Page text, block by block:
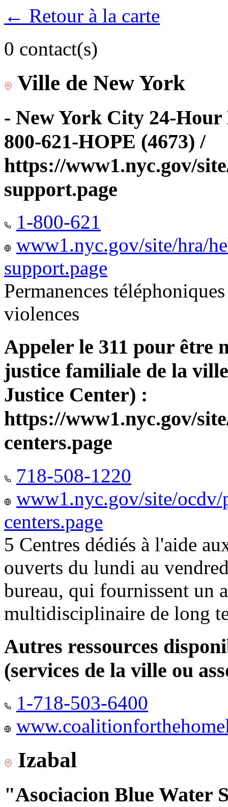
← Retour à la carte
0 contact(s)
Ville de New York
- New York City 24-
800-621-HOPE (4673) /
https://www1.nyc.gov/
support.page
1-800-621
www1.nyc.gov/site/hra/
support.page
Permanences
violences
Appeler le 311 pour être
justice familiale de la
Justice Center) :
https://www1.nyc.gov/
centers.page
718-508-1220
www1.nyc.gov/site/
centers.page
5 Centres dédiés à l'aide
ouverts du lundi au
bureau, qui fournissent un
multidisciplinaire de long
Autres ressources
(services de la ville ou
1-718-503-6400
Izabal
"Asociacion Blue Water